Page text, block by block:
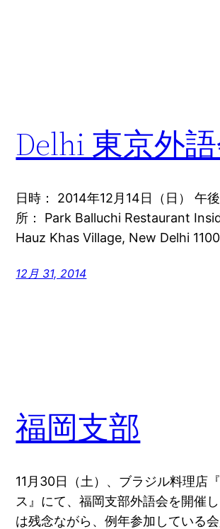
Delhi 東京外
日時： 2014年12月14日（日） 午
所： Park Balluchi Restaurant
Hauz Khas Village, New Delhi
12月 31, 2014
福岡支部
11月30日（土）、ブラジル料理店
ス』にて、福岡支部外語会を開催
は残念ながら、例年参加している